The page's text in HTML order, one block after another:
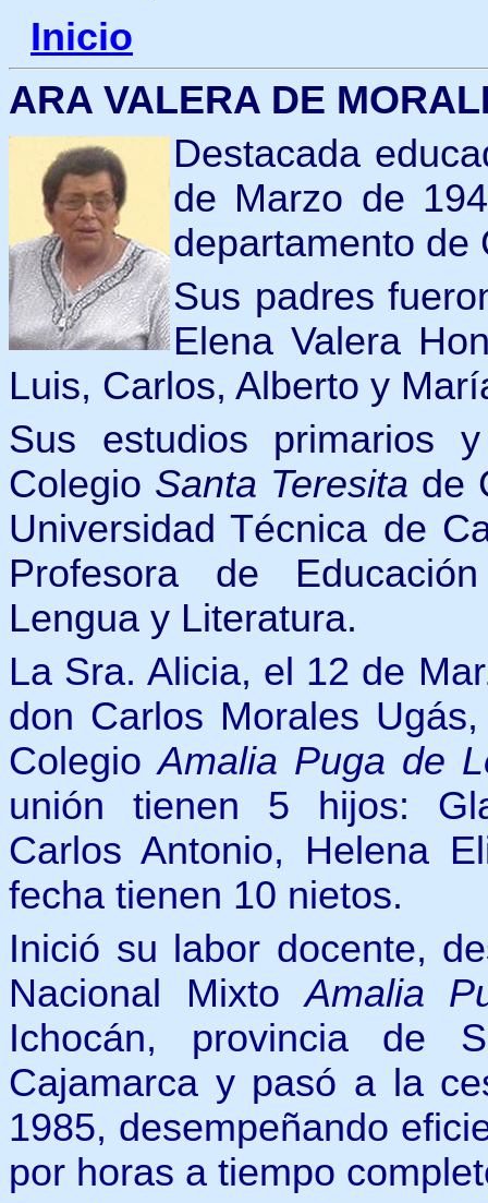
Inicio
ARA VALERA DE
Destacada
de Marzo de
departamento de
Sus padres
Elena Valera
Luis, Carlos, Alberto y
Sus estudios primarios
Colegio Santa Teresita de
Universidad Técnica de
Profesora de
Lengua y Literatura.
La Sra. Alicia, el 12 de
don Carlos Morales
ColegioAmalia Puga de
unión tienen 5 hijos:
Carlos Antonio, Helena
fecha tienen 10 nietos.
Inició su labor docente,
Nacional MixtoAmalia
Ichocán, provincia de
Cajamarca y pasó a la
1985, desempeñando
por horas a tiempo